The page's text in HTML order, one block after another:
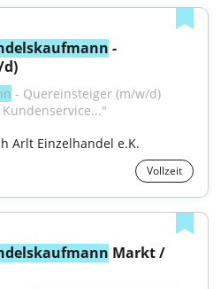
-
- Quereinsteiger (m/w/d)
Arlt Einzelhandel e.K.
Vollzeit
Markt /